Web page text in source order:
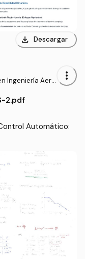
download Descargar
Ingeniería Aero
more_vert
2.pdf
Automático: